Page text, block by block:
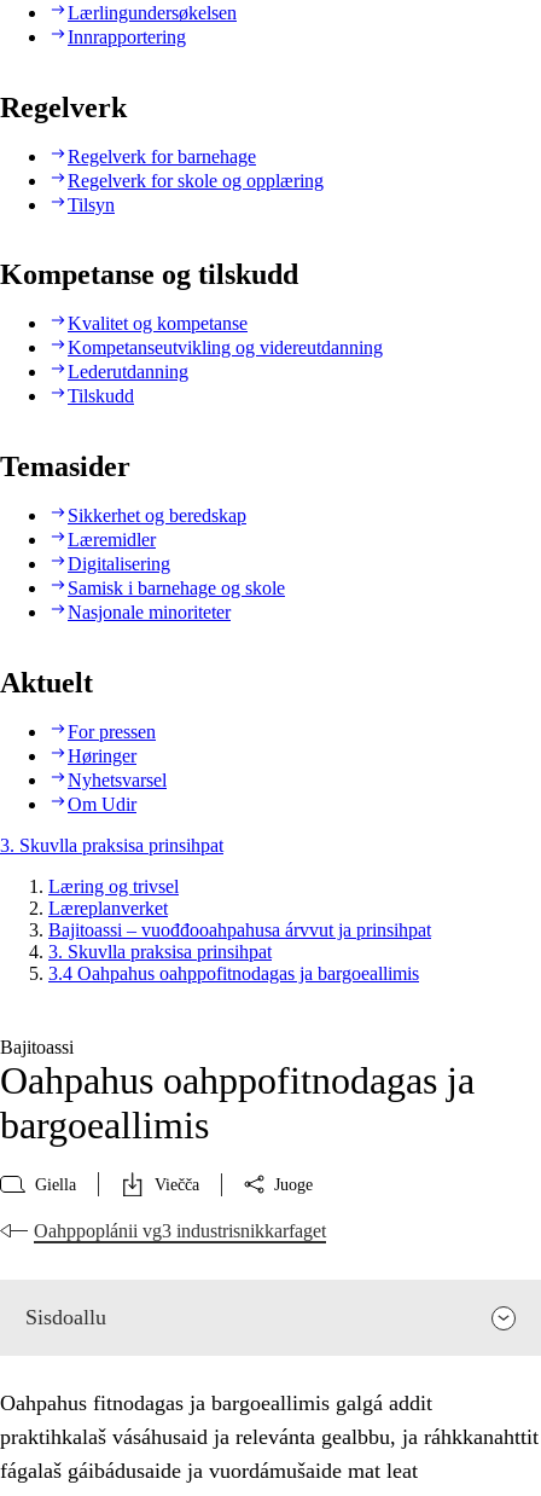
Lærlingundersøkelsen
Innrapportering
Regelverk
Regelverk for barnehage
Regelverk for skole og opplæring
Tilsyn
Kompetanse og tilskudd
Kvalitet og kompetanse
Kompetanseutvikling og videreutdanning
Lederutdanning
Tilskudd
Temasider
Sikkerhet og beredskap
Læremidler
Digitalisering
Samisk i barnehage og skole
Nasjonale minoriteter
Aktuelt
For pressen
Høringer
Nyhetsvarsel
Om Udir
3. Skuvlla praksisa prinsihpat
Læring og trivsel
Læreplanverket
Bajitoassi – vuođđooahpahusa árvvut ja prinsihpat
3. Skuvlla praksisa prinsihpat
3.4 Oahpahus oahppofitnodagas ja bargoeallimis
Bajitoassi
Oahpahus oahppofitnodagas ja
bargoeallimis
Giella Viečča Juoge
Oahppoplánii vg3 industrisnikkarfaget
Sisdoallu
Oahpahus fitnodagas ja bargoeallimis galgá addit
praktihkalaš vásáhusaid ja relevánta gealbbu, ja ráhkkanahttit
fágalaš gáibádusaide ja vuordámušaide mat leat